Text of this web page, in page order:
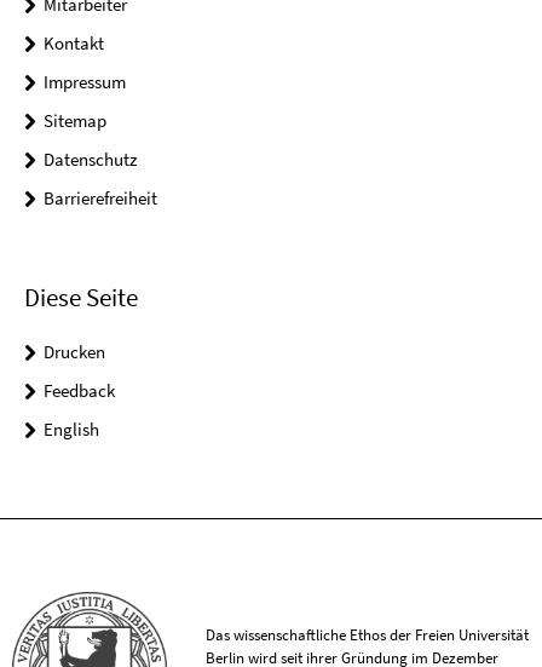
Kontakt
Impressum
Sitemap
Datenschutz
Barrierefreiheit
Diese Seite
Drucken
Feedback
English
Das wissenschaftliche Ethos der Freien Universität
Berlin wird seit ihrer Gründung im Dezember